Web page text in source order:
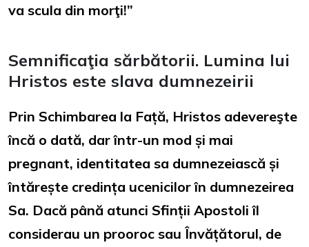
va scula din morţi!”
Semnificaţia sărbătorii. Lumina lui
Hristos este slava dumnezeirii
Prin Schimbarea la Față, Hristos adevereşte
încă o dată, dar într-un mod și mai
pregnant, identitatea sa dumnezeiască și
întărește credința ucenicilor în dumnezeirea
Sa. Dacă până atunci Sfinții Apostoli îl
considerau un prooroc sau Învățătorul, de